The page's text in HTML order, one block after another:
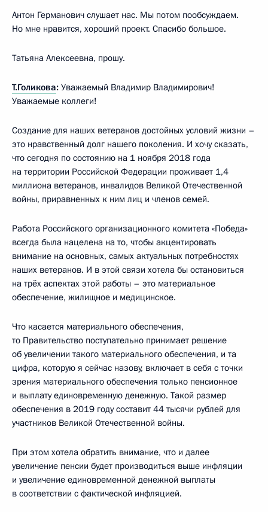
Антон Германович слушает нас. Мы потом пообсуждаем.
Но мне нравится, хороший проект. Спасибо большое.
Татьяна Алексеевна, прошу.
Т.Голикова: Уважаемый Владимир Владимирович!
Уважаемые коллеги!
Создание для наших ветеранов достойных условий жизни –
это нравственный долг нашего поколения. И хочу сказать,
что сегодня по состоянию на 1 ноября 2018 года
на территории Российской Федерации проживает 1,4
миллиона ветеранов, инвалидов Великой Отечественной
войны, приравненных к ним лиц и членов семей.
Работа Российского организационного комитета «Победа»
всегда была нацелена на то, чтобы акцентировать
внимание на основных, самых актуальных потребностях
наших ветеранов. И в этой связи хотела бы остановиться
на трёх аспектах этой работы – это материальное
обеспечение, жилищное и медицинское.
Что касается материального обеспечения,
то Правительство поступательно принимает решение
об увеличении такого материального обеспечения, и та
цифра, которую я сейчас назову, включает в себя с точки
зрения материального обеспечения только пенсионное
и выплату единовременную денежную. Такой размер
обеспечения в 2019 году составит 44 тысячи рублей для
участников Великой Отечественной войны.
При этом хотела обратить внимание, что и далее
увеличение пенсии будет производиться выше инфляции
и увеличение единовременной денежной выплаты
в соответствии с фактической инфляцией.